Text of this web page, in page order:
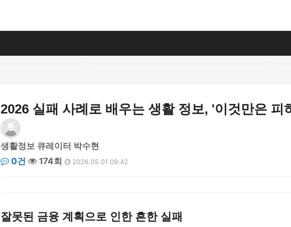
2026 실패 사례로 배우는 생활 정보, '이것만은 피
생활정보 큐레이터 박수현
0건
174회 2026.05.01 09:42
잘못된 금융 계획으로 인한 흔한 실패